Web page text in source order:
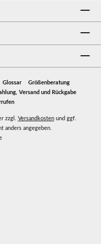
Glossar
Größenberatung
Versand und Rückgabe
zzgl. Versandkostenund ggf.
anders angegeben.